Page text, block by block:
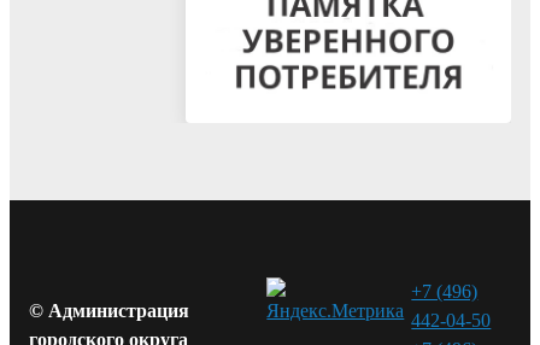
© Администрация
городского округа
+7 (496)
442-04-50